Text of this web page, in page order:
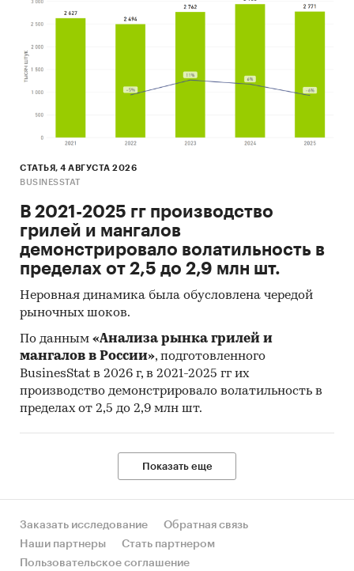
СТАТЬЯ, 4 АВГУСТА 2026
BUSINESSTAT
В 2021-2025 гг производство
грилей и мангалов
демонстрировало волатильность в
пределах от 2,5 до 2,9 млн шт.
Неровная динамика была обусловлена чередой
рыночных шоков.
По данным «Анализа рынка грилей и
мангалов в России», подготовленного
BusinesStat в 2026 г, в 2021-2025 гг их
производство демонстрировало волатильность в
пределах от 2,5 до 2,9 млн шт.
Показать еще
Заказать исследование
Обратная связь
Наши партнеры
Стать партнером
Пользовательское соглашение